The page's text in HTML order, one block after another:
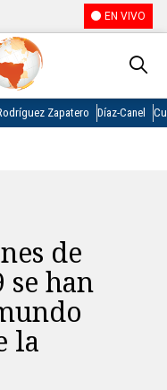
EN VIVO
Zapatero Díaz-Canel
de
se han
la